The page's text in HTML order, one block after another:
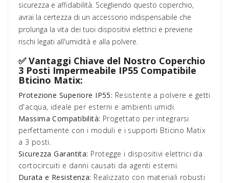
sicurezza e affidabilità. Scegliendo questo coperchio,
avrai la certezza di un accessorio indispensabile che
prolunga la vita dei tuoi dispositivi elettrici e previene
rischi legati all'umidità e alla polvere.
✅ Vantaggi Chiave del Nostro Coperchio
3 Posti Impermeabile IP55 Compatibile
Bticino Matix:
Protezione Superiore IP55: Resistente a polvere e getti
d'acqua, ideale per esterni e ambienti umidi.
Massima Compatibilità: Progettato per integrarsi
perfettamente con i moduli e i supporti Bticino Matix
a 3 posti.
Sicurezza Garantita: Protegge i dispositivi elettrici da
cortocircuiti e danni causati da agenti esterni.
Durata e Resistenza: Realizzato con materiali robusti